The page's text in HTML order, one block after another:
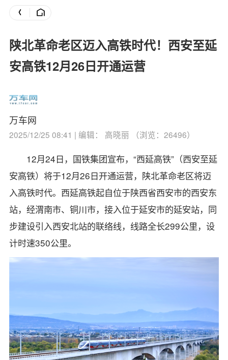
陕北革命老区迈入高铁时代！西安至延
安高铁12月26日开通运营
万车网
2025/12/25 08:41 | 编辑： 高晓丽 （浏览：26496）
12月24日，国铁集团宣布，“西延高铁”（西安至延
安高铁）将于12月26日开通运营，陕北革命老区将迈
入高铁时代。 西延高铁起自位于陕西省西安市的西安东
站，经渭南市、铜川市，接入位于延安市的延安站，同
步建设引入西安北站的联络线，线路全长299公里，设
计时速350公里。